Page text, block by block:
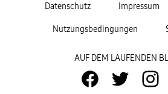
Datenschutz Impressum
Nutzungsbedingungen
AUF DEM LAUFENDEN